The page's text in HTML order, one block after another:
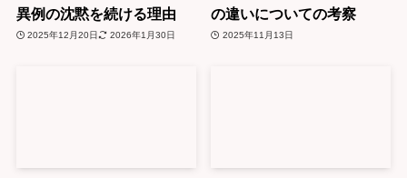
異例の沈黙を続ける理由
2025年12月20日 2026年1月30日
の違いについての考察
2025年11月13日